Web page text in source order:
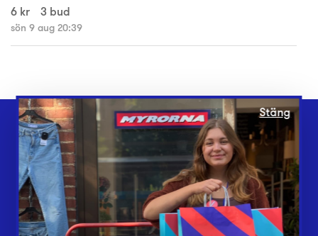
6 kr 3 bud
sön 9 aug 20:39
Webbshop
Butiker
Lämna in
Vårt överskott
Stäng